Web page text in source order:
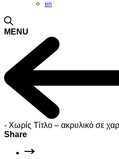
en
MENU
- Χωρίς Τίτλο – ακρυλικό σε
Share